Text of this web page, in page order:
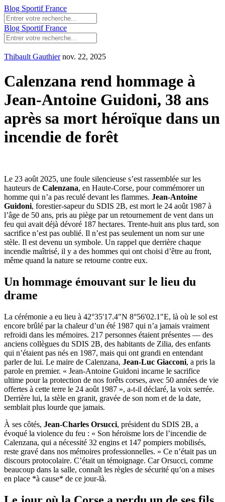
Blog Sportif France
Blog Sportif France
Thibault Gauthier nov. 22, 2025
Calenzana rend hommage à
Jean-Antoine Guidoni, 38 ans
après sa mort héroïque dans un
incendie de forêt
Le 23 août 2025, une foule silencieuse s’est rassemblée sur les
hauteurs de Calenzana, en Haute-Corse, pour commémorer un
homme qui n’a pas reculé devant les flammes. Jean-Antoine
Guidoni, forestier-sapeur du SDIS 2B, est mort le 24 août 1987 à
l’âge de 50 ans, pris au piège par un retournement de vent dans un
feu qui avait déjà dévoré 187 hectares. Trente-huit ans plus tard, son
sacrifice n’est pas oublié. Il n’est pas seulement un nom sur une
stèle. Il est devenu un symbole. Un rappel que derrière chaque
incendie maîtrisé, il y a des hommes qui ont choisi d’être au front,
même quand la nature se retourne contre eux.
Un hommage émouvant sur le lieu du
drame
La cérémonie a eu lieu à 42°35'17.4"N 8°56'02.1"E, là où le sol est
encore brûlé par la chaleur d’un été 1987 qui n’a jamais vraiment
refroidi dans les mémoires. 217 personnes étaient présentes — des
anciens collègues du SDIS 2B, des habitants de Zilia, des enfants
qui n’étaient pas nés en 1987, mais qui ont grandi en entendant
parler de lui. Le maire de Calenzana, Jean-Luc Giacconi, a pris la
parole en premier. « Jean-Antoine Guidoni incarne le sacrifice
ultime pour la protection de nos forêts corses, avec 50 années de vie
offertes à cette terre le 24 août 1987 », a-t-il déclaré, la voix serrée.
Derrière lui, la stèle en granit, gravée de son nom et de la date,
semblait plus lourde que jamais.
À ses côtés, Jean-Charles Orsucci, président du SDIS 2B, a
évoqué la violence du feu : « Son héroïsme lors de l’incendie de
Calenzana, qui a nécessité 32 engins et 147 pompiers mobilisés,
reste gravé dans nos mémoires professionnelles. » Ce n’était pas un
discours protocolaire. C’était un témoignage. Car Orsucci, comme
beaucoup dans la salle, connaît les règles de sécurité qu’on a mises
en place *à cause* de ce jour-là.